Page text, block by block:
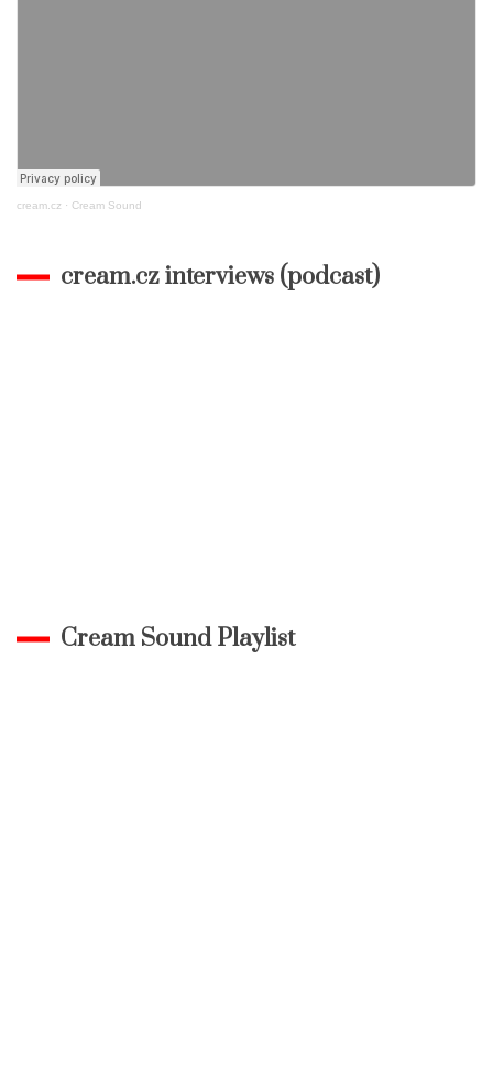
cream.cz · Cream Sound
cream.cz interviews (podcast)
Cream Sound Playlist